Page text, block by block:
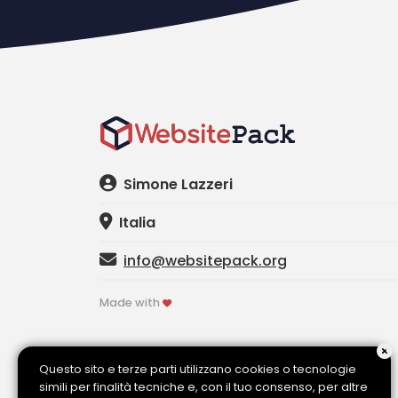
Simone Lazzeri
Italia
info@websitepack.org
Made with
Questo sito e terze parti utilizzano cookies o tecnologie
simili per finalità tecniche e, con il tuo consenso, per altre